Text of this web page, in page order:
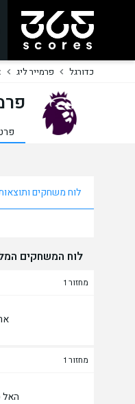
כדורגל פרמייר ליג
לוח משחקים
לוח המשחקים
מחזור 1
מחזור 1
האלמעל/מתחת שערים - 90